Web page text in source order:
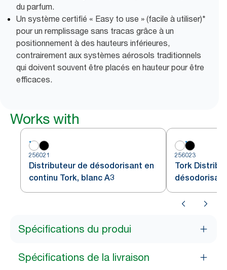
du parfum.
Un système certifié « Easy to use » (facile à utiliser)*
pour un remplissage sans tracas grâce à un
positionnement à des hauteurs inférieures,
contrairement aux systèmes aérosols traditionnels
qui doivent souvent être placés en hauteur pour être
efficaces.
Works with
256021
Distributeur de désodorisant en
continu Tork, blanc A3
256023
Tork
Spécifications du produi
Spécifications de la livraison